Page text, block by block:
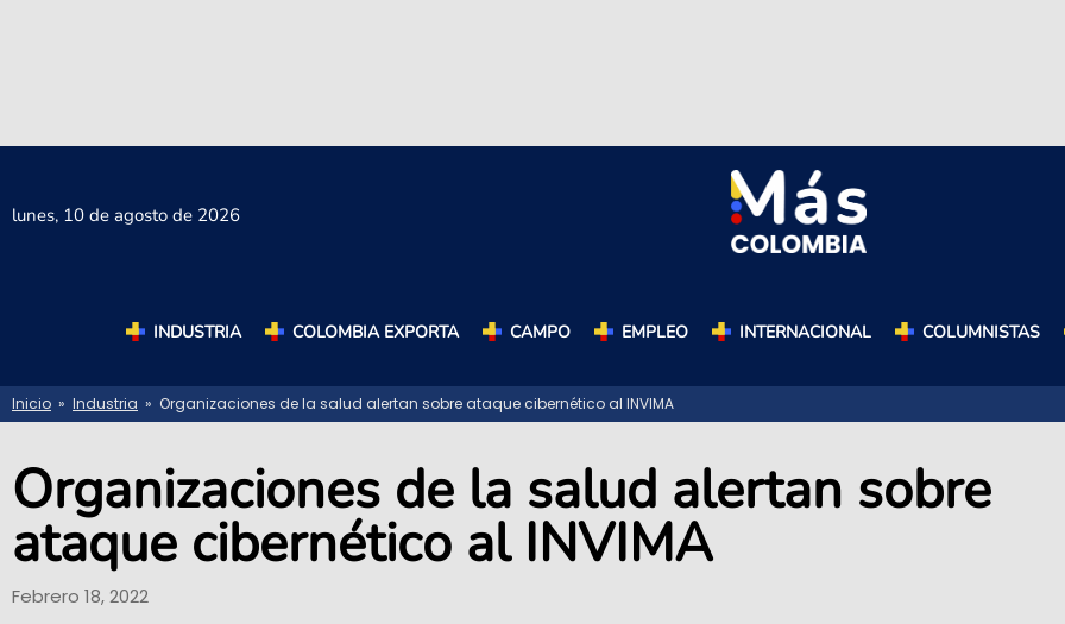
lunes, 10 de agosto de 2026
INDUSTRIA COLOMBIA EXPORTA CAMPO EMPLEO INTERNACIONAL COLUMNISTAS
Inicio » Industria » Organizaciones de la salud alertan sobre ataque cibernético al INVIMA
Organizaciones de la salud alertan sobre
ataque cibernético al INVIMA
Febrero 18, 2022